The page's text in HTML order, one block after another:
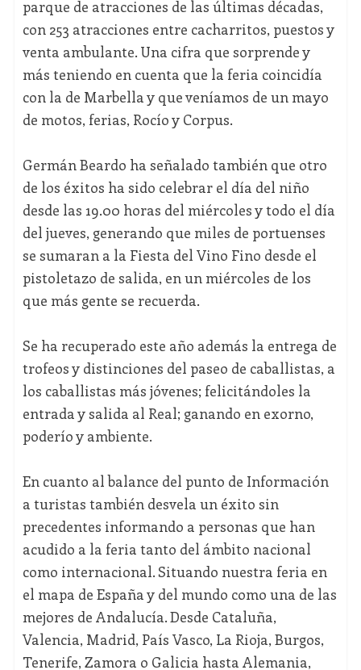
parque de atracciones de las últimas décadas,
con 253 atracciones entre cacharritos, puestos y
venta ambulante. Una cifra que sorprende y
más teniendo en cuenta que la feria coincidía
con la de Marbella y que veníamos de un mayo
de motos, ferias, Rocío y Corpus.
Germán Beardo ha señalado también que otro
de los éxitos ha sido celebrar el día del niño
desde las 19.00 horas del miércoles y todo el día
del jueves, generando que miles de portuenses
se sumaran a la Fiesta del Vino Fino desde el
pistoletazo de salida, en un miércoles de los
que más gente se recuerda.
Se ha recuperado este año además la entrega de
trofeos y distinciones del paseo de caballistas, a
los caballistas más jóvenes; felicitándoles la
entrada y salida al Real; ganando en exorno,
poderío y ambiente.
En cuanto al balance del punto de Información
a turistas también desvela un éxito sin
precedentes informando a personas que han
acudido a la feria tanto del ámbito nacional
como internacional. Situando nuestra feria en
el mapa de España y del mundo como una de las
mejores de Andalucía. Desde Cataluña,
Valencia, Madrid, País Vasco, La Rioja, Burgos,
Tenerife, Zamora o Galicia hasta Alemania,